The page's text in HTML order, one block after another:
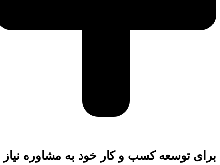
برای توسعه کسب و کار خود به مشاوره نیاز